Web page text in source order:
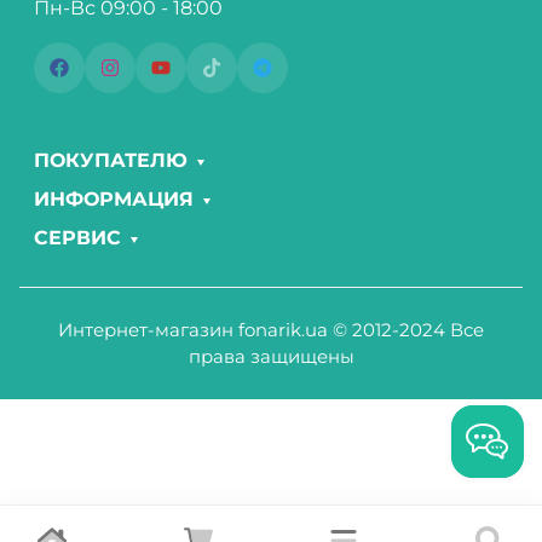
Пн-Вс 09:00 - 18:00
ПОКУПАТЕЛЮ
ИНФОРМАЦИЯ
СЕРВИС
Интернет-магазин fonarik.ua © 2012-2024 Все
права защищены